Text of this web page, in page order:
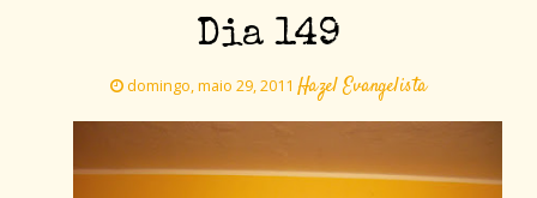
Dia 149
domingo, maio 29, 2011 Hazel Evangelista